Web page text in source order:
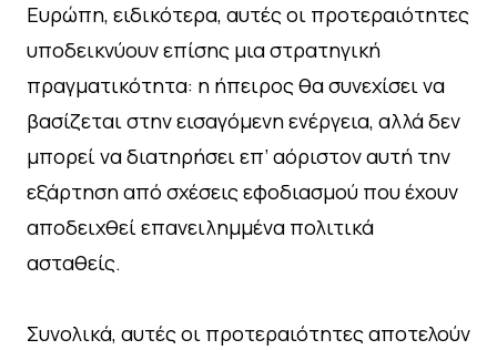
Ευρώπη, ειδικότερα, αυτές οι προτεραιότητες
υποδεικνύουν επίσης μια στρατηγική
πραγματικότητα: η ήπειρος θα συνεχίσει να
βασίζεται στην εισαγόμενη ενέργεια, αλλά δεν
μπορεί να διατηρήσει επ’ αόριστον αυτή την
εξάρτηση από σχέσεις εφοδιασμού που έχουν
αποδειχθεί επανειλημμένα πολιτικά
ασταθείς.
Συνολικά, αυτές οι προτεραιότητες αποτελούν